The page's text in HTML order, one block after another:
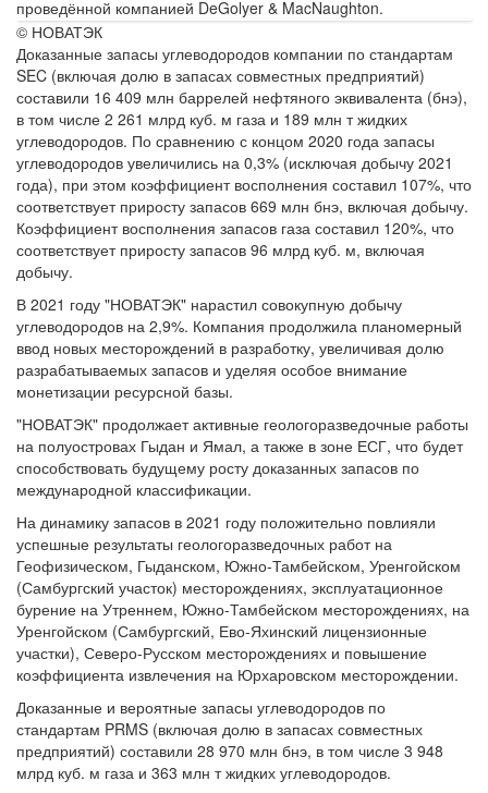
проведённой компанией DeGolyer & MacNaughton.
© НОВАТЭК
Доказанные запасы углеводородов компании по стандартам
SEC (включая долю в запасах совместных предприятий)
составили 16 409 млн баррелей нефтяного эквивалента (бнэ),
в том числе 2 261 млрд куб. м газа и 189 млн т жидких
углеводородов. По сравнению с концом 2020 года запасы
углеводородов увеличились на 0,3% (исключая добычу 2021
года), при этом коэффициент восполнения составил 107%, что
соответствует приросту запасов 669 млн бнэ, включая добычу.
Коэффициент восполнения запасов газа составил 120%, что
соответствует приросту запасов 96 млрд куб. м, включая
добычу.
В 2021 году "НОВАТЭК" нарастил совокупную добычу
углеводородов на 2,9%. Компания продолжила планомерный
ввод новых месторождений в разработку, увеличивая долю
разрабатываемых запасов и уделяя особое внимание
монетизации ресурсной базы.
"НОВАТЭК" продолжает активные геологоразведочные работы
на полуостровах Гыдан и Ямал, а также в зоне ЕСГ, что будет
способствовать будущему росту доказанных запасов по
международной классификации.
На динамику запасов в 2021 году положительно повлияли
успешные результаты геологоразведочных работ на
Геофизическом, Гыданском, Южно-Тамбейском, Уренгойском
(Самбургский участок) месторождениях, эксплуатационное
бурение на Утреннем, Южно-Тамбейском месторождениях, на
Уренгойском (Самбургский, Ево-Яхинский лицензионные
участки), Северо-Русском месторождениях и повышение
коэффициента извлечения на Юрхаровском месторождении.
Доказанные и вероятные запасы углеводородов по
стандартам PRMS (включая долю в запасах совместных
предприятий) составили 28 970 млн бнэ, в том числе 3 948
млрд куб. м газа и 363 млн т жидких углеводородов.